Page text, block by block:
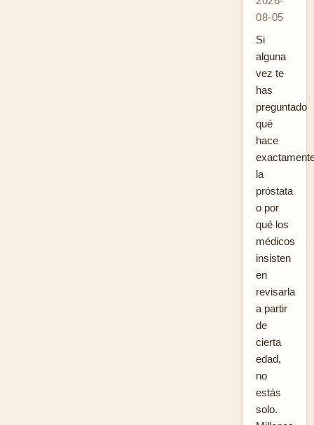
08-05
Si
alguna
vez te
has
preguntado
qué
hace
la
próstata
o por
qué los
médicos
insisten
en
revisarla
a partir
de
cierta
edad,
no
estás
solo.